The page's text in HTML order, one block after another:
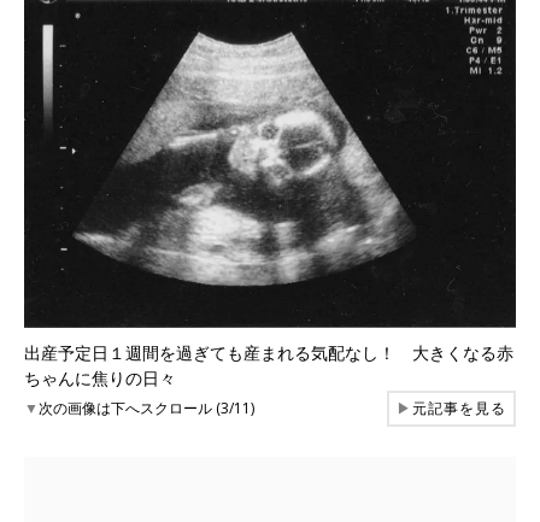
出産予定日１週間を過ぎても産まれる気配なし！ 大きくなる赤
ちゃんに焦りの日々
▼次の画像は下へスクロール (3/11) ▶元記事を見る